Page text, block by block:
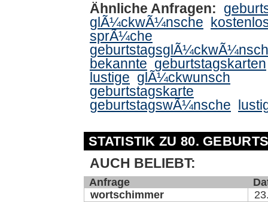
Ähnliche Anfragen:
glÃ¼ckwÃ¼nsche
sprÃ¼che
bekannte geburtstagskarten
lustige glÃ¼ckwunsch
geburtstagskarte
geburtstagswÃ¼nsche
STATISTIK ZU 80.
AUCH BELIEBT:
Anfrage
wortschimmer